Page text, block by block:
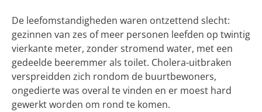
De leefomstandigheden waren ontzettend slecht:
gezinnen van zes of meer personen leefden op twintig
vierkante meter, zonder stromend water, met een
gedeelde beeremmer als toilet. Cholera-uitbraken
verspreidden zich rondom de buurtbewoners,
ongedierte was overal te vinden en er moest hard
gewerkt worden om rond te komen.